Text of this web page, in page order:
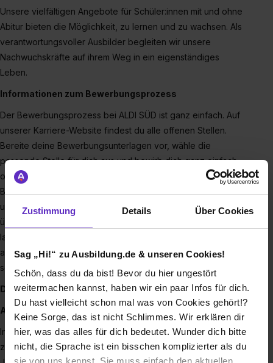
Zustimmung Details Über Cookies
Sag „Hi!“ zu Ausbildung.de & unseren Cookies!
Schön, dass du da bist! Bevor du hier ungestört
weitermachen kannst, haben wir ein paar Infos für dich.
Du hast vielleicht schon mal was von Cookies gehört!?
Keine Sorge, das ist nicht Schlimmes. Wir erklären dir
hier, was das alles für dich bedeutet. Wunder dich bitte
nicht, die Sprache ist ein bisschen komplizierter als du
sie von uns kennst. Sie muss einfach den aktuellen
Unsere vielfältigen Angebote für Schüler:innen mit und ohne
Abitur bieten die Möglichkeit, zu lernen und zu wachsen. Als
verantwortungsvoller Ausbilder begleiten wir unsere
Nachwuchskräfte auf ihrem Weg in ein eigenständiges
Leben.
Informationen zum Bewerbungsprozess
Der Bewerbungsprozess bei ALDI SÜD ist ganz einfach. Auf
unserer Karriere-Website findest du alle offenen Stellen.
Bereite deine Bewerbungsunterlagen vor, wähle die
passende Stelle für dich aus und bewirb dich ganz einfach
online. Du erhälst eine Bestätigung, sobald deine
Bewerbung eingegangen ist. Wir prüfen deine Unterlagen
und melden uns zeitnah zurück. Wenn deine Bewerbung uns
überzeugt hat, möchten wir dich gerne kennenlernen und
laden dich zu einem persönlichen Gespräch ein. Du hast uns
auch im Vorstellungsgespräch überzeugt? Dann bist du
schon bald Teil des Teams.
Deine Einstiegsmöglichkeiten
Ausbildung im Verkauf
In unseren Filialen kannst du mit der zweijährigen Ausbildung
zum Verkäufer (m/w/d) starten und dich in einem weiteren